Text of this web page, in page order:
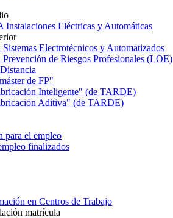
Eléctricas y Automáticas
Electrotécnicos y Automatizados
de Riesgos Profesionales (LOE)
de FP"
Inteligente" (de TARDE)
Aditiva" (de TARDE)
para el empleo
finalizados
en Centros de Trabajo
matrícula